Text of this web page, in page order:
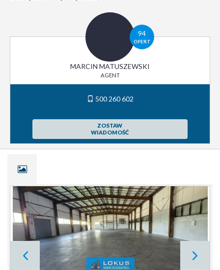
94
OFERT
MARCIN MATUSZEWSKI
AGENT
500 260 602
ZOSTAW
WIADOMOŚĆ